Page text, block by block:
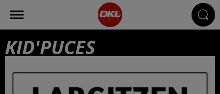
KID'PUCES